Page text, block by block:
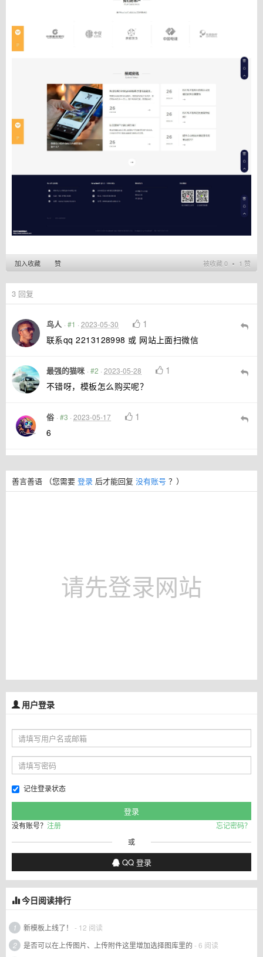
被收藏 0 ∙ 1 赞
加入收藏 赞
3 回复
鸟人 · #1 · 2023-05-30 1
联系qq 2213128998 或 网站上面扫微信
最强的猫咪 · #2 · 2023-05-28 1
不错呀，模板怎么购买呢？
俗 · #3 · 2023-05-17 1
6
善言善语 （您需要 登录 后才能回复 没有账号 ？）
请先登录网站
用户登录
记住登录状态
没有账号？ 注册
忘记密码？
或
QQ 登录
今日阅读排行
1 新模板上线了！
- 12 阅读
2
是否可以在上传图片、上传附件这里增加选择图库里的 - 6 阅读